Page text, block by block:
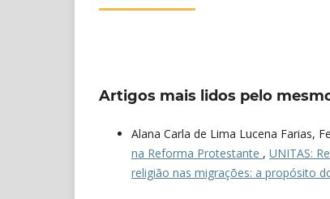
Artigos mais lidos pelo
Alana Carla de Lima Lucena Farias,
na Reforma Protestante , UNITAS:
religião nas migrações: a propósito